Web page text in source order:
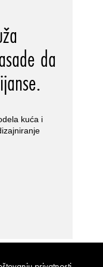
da
kuća i